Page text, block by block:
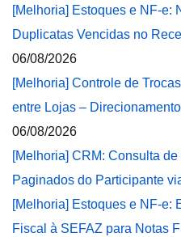
[Melhoria] Estoques e NF-e:
Duplicatas Vencidas no
06/08/2026
[Melhoria] Controle de
entre Lojas –
06/08/2026
[Melhoria] CRM: Consulta
Paginados do Participante
[Melhoria] Estoques e NF-e:
Fiscal à SEFAZ para Notas